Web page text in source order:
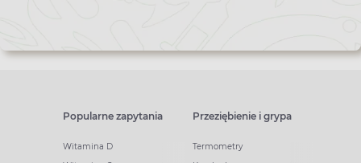
Popularne zapytania
Witamina D
Przeziębienie i grypa
Termometry